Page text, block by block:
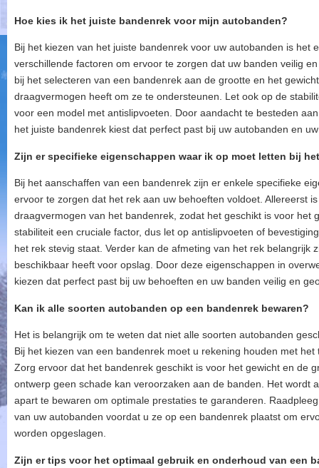
Hoe kies ik het juiste bandenrek voor mijn autobanden?
Bij het kiezen van het juiste bandenrek voor uw autobanden is het
verschillende factoren om ervoor te zorgen dat uw banden veilig
bij het selecteren van een bandenrek aan de grootte en het
draagvermogen heeft om ze te ondersteunen. Let ook op de
voor een model met antislipvoeten. Door aandacht te besteden
het juiste bandenrek kiest dat perfect past bij uw autobanden en
Zijn er specifieke eigenschappen waar ik op moet letten bij
Bij het aanschaffen van een bandenrek zijn er enkele specifieke
ervoor te zorgen dat het rek aan uw behoeften voldoet. Allereerst
draagvermogen van het bandenrek, zodat het geschikt is voor het
stabiliteit een cruciale factor, dus let op antislipvoeten of
het rek stevig staat. Verder kan de afmeting van het rek belangrijk
beschikbaar heeft voor opslag. Door deze eigenschappen in
kiezen dat perfect past bij uw behoeften en uw banden veilig en
Kan ik alle soorten autobanden op een bandenrek bewaren?
Het is belangrijk om te weten dat niet alle soorten autobanden
Bij het kiezen van een bandenrek moet u rekening houden met
Zorg ervoor dat het bandenrek geschikt is voor het gewicht en de
ontwerp geen schade kan veroorzaken aan de banden. Het wordt
apart te bewaren om optimale prestaties te garanderen.
van uw autobanden voordat u ze op een bandenrek plaatst om
worden opgeslagen.
Zijn er tips voor het optimaal gebruik en onderhoud van een